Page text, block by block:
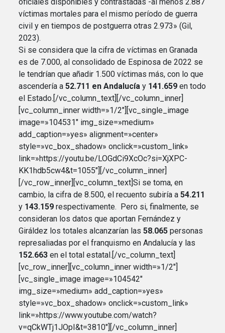
víctimas mortales para el mismo período de guerra
civil y en tiempos de postguerra otras 2.973» (Gil,
2023).
Si se considera que la cifra de víctimas en Granada
es de 7.000, al consolidado de Espinosa de 2022 se
le tendrían que añadir 1.500 víctimas más, con lo que
ascendería a52.711 en Andalucía y 141.659 en todo
el Estado.[/vc_column_text][/vc_column_inner]
[vc_column_inner width=»1/2″][vc_single_image
image=»104531″ img_size=»medium»
add_caption=»yes» alignment=»center»
style=»vc_box_shadow» onclick=»custom_link»
link=»https://youtu.be/LOGdCi9XcOc?si=XjXPC-
KK1hdb5cw4&t=1055″][/vc_column_inner]
[/vc_row_inner][vc_column_text]Si se toma, en
cambio, la cifra de 8.500, el recuento subiría a54.211
y 143.159 respectivamente. Pero si, finalmente, se
consideran los datos que aportan Fernández y
Giráldez los totales alcanzarían las58.065 personas
represaliadas por el franquismo en Andalucía y las
152.663 en el total estatal.[/vc_column_text]
[vc_row_inner][vc_column_inner width=»1/2″]
[vc_single_image image=»104542″
img_size=»medium» add_caption=»yes»
style=»vc_box_shadow» onclick=»custom_link»
link=»https://www.youtube.com/watch?
v=qCkWTj1JOpI&t=3810″][/vc_column_inner]